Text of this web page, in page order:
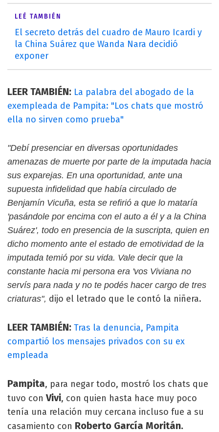
LEÉ TAMBIÉN
El secreto detrás del cuadro de Mauro Icardi y
la China Suárez que Wanda Nara decidió
exponer
LEER TAMBIÉN: La palabra del abogado de la
exempleada de Pampita: "Los chats que mostró
ella no sirven como prueba"
"Debí presenciar en diversas oportunidades
amenazas de muerte por parte de la imputada hacia
sus exparejas. En una oportunidad, ante una
supuesta infidelidad que había circulado de
Benjamín Vicuña, esta se refirió a que lo mataría
'pasándole por encima con el auto a él y a la China
Suárez', todo en presencia de la suscripta, quien en
dicho momento ante el estado de emotividad de la
imputada temió por su vida. Vale decir que la
constante hacia mi persona era 'vos Viviana no
servís para nada y no te podés hacer cargo de tres
criaturas", dijo el letrado que le contó la niñera.
LEER TAMBIÉN: Tras la denuncia, Pampita
compartió los mensajes privados con su ex
empleada
Pampita, para negar todo, mostró los chats que
tuvo conVivi, con quien hasta hace muy poco
tenía una relación muy cercana incluso fue a su
casamiento con Roberto García Moritán.